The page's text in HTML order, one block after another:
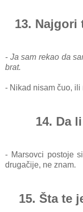
13.
- Ja sam rekao da
brat.
- Nikad nisam čuo, ili
14. Da
- Marsovci postoje
drugačije, ne znam.
15. Šta te